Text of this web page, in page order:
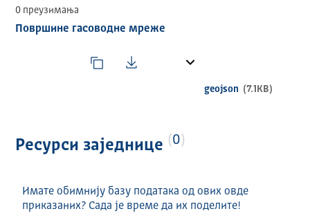
0 преузимања
Површине гасоводне мреже
geojson (7.1KB)
Ресурси заједнице 0
Имате обимнију базу података од ових овде
приказаних? Сада је време да их поделите!